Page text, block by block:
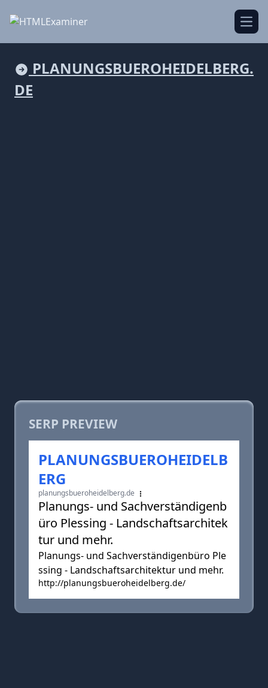
PLANUNGSBUEROHEIDELBERG.
DE
SERP PREVIEW
PLANUNGSBUEROHEIDELB
ERG
planungsbueroheidelberg.de
Planungs- und Sachverständigenb
üro Plessing - Landschaftsarchitek
tur und mehr.
Planungs- und Sachverständigenbüro Ple
ssing - Landschaftsarchitektur und mehr.
http://planungsbueroheidelberg.de/